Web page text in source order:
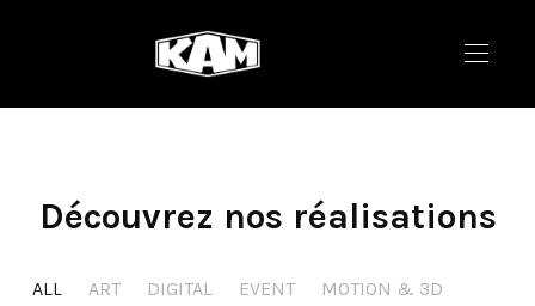
Découvrez nos réalisations
ALL ART DIGITAL EVENT
MOTION & 3D